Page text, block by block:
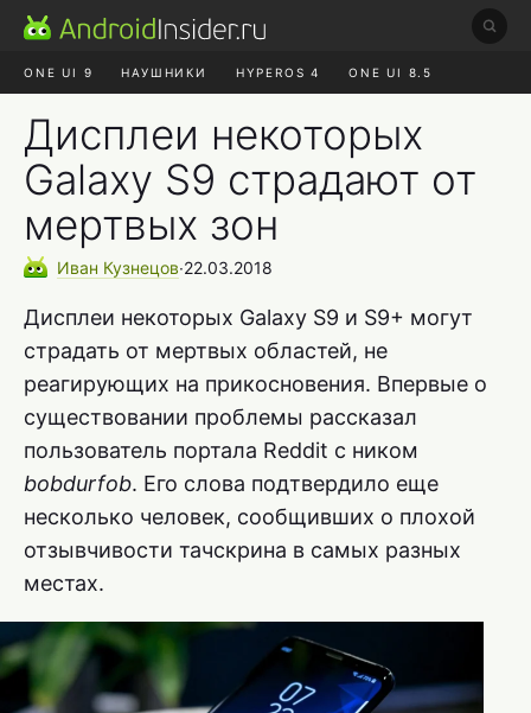
ONE UI 9 НАУШНИКИ HYPEROS 4 ONE UI 8.5
Дисплеи некоторых
Galaxy S9 страдают от
мертвых зон
Иван Кузнецов∙22.03.2018
Дисплеи некоторых Galaxy S9 и S9+ могут
страдать от мертвых областей, не
реагирующих на прикосновения. Впервые о
существовании проблемы рассказал
пользователь портала Reddit с ником
bobdurfob. Его слова подтвердило еще
несколько человек, сообщивших о плохой
отзывчивости тачскрина в самых разных
местах.